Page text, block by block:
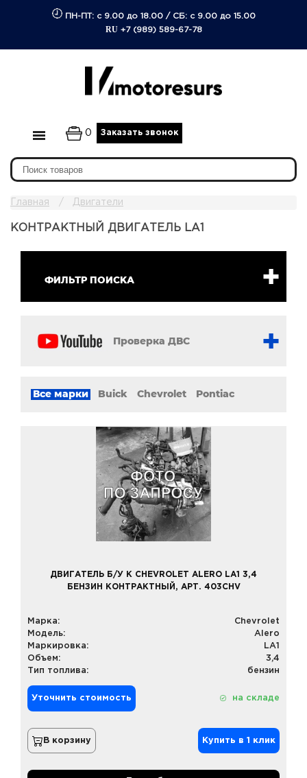
ПН-ПТ: с 9.00 до 18.00/ СБ: с 9.00 до 15.00
RU +7 (989) 589-67-78
0 Заказать звонок
Главная Двигатели
КОНТРАКТНЫЙ ДВИГАТЕЛЬ LA1
ФИЛЬТР ПОИСКА
Проверка ДВС
Все марки Buick Chevrolet Pontiac
ДВИГАТЕЛЬ Б/У К CHEVROLET ALERO LA1 3,4
БЕНЗИН КОНТРАКТНЫЙ, АРТ. 403CHV
Марка:
Chevrolet
Модель:
Alero
Маркировка:
LA1
Объем:
3,4
Тип топлива:
бензин
Уточнить стоимость на складе
В корзину Купить в 1 клик